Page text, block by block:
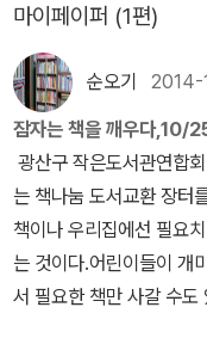
되어 우리 고전에 대한
니다. ‘국어시간에 고전읽
고쳐 보다 새로운 모습으
마이페이퍼 (1편)
순오기 2014-
잠자는 책을 깨우다,10/
광산구 작은도서관연합
는 책나눔 도서교환 장터
책이나 우리집에선 필요
는 것이다.어린이들이 개
서 필요한 책만 사갈 수도